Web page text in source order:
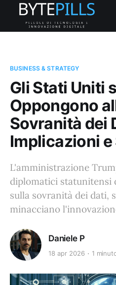
BUSINESS & STRATEGY
Gli Stati Uniti
Oppongono
Sovranità dei
Implicazioni
L'amministrazione
diplomatici statunitensi
sulla sovranità dei dati,
minacciano
Daniele P
18 apr 2026 1